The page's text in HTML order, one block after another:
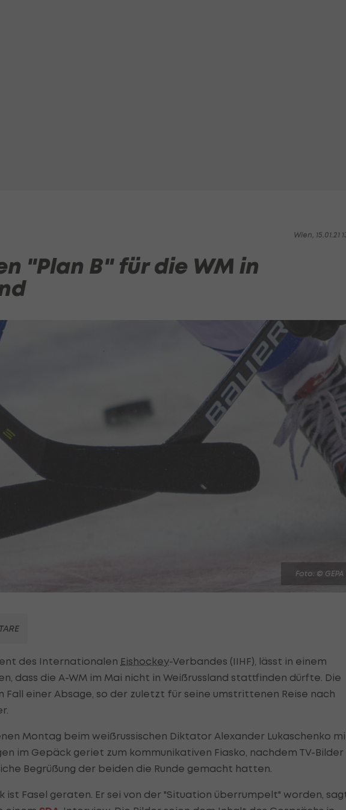
Wien, 15.01.21
"Plan B" für die WM in
Foto: © GEPA
des Internationalen Eishockey-Verbandes (IIHF), lässt in einem
dass die A-WM im Mai nicht in Weißrussland stattfinden dürfte. Die
Fall einer Absage, so der zuletzt für seine umstrittenen Reise nach
Montag beim weißrussischen Diktator Alexander Lukaschenko
im Gepäck geriet zum kommunikativen Fiasko, nachdem TV-Bilder
Begrüßung der beiden die Runde gemacht hatten.
ist Fasel geraten. Er sei von der "Situation überrumpelt" worden,